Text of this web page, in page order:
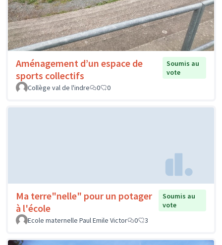
Aménagement d’un espace de
sports collectifs
Soumis au
vote
Collège val de l'indre
0 0
Ma terre"nelle" pour un potager
à l'école
Soumis au
vote
Ecole maternelle Paul Emile Victor
0 3